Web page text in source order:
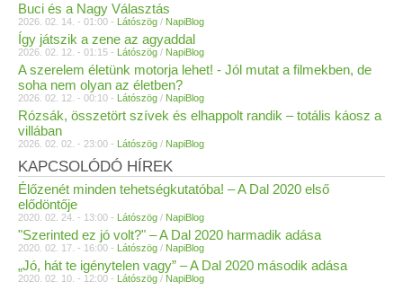
Buci és a Nagy Választás
2026. 02. 14. - 01:00 - Látószög / NapiBlog
Így játszik a zene az agyaddal
2026. 02. 12. - 01:15 - Látószög / NapiBlog
A szerelem életünk motorja lehet! - Jól mutat a filmekben, de
soha nem olyan az életben?
2026. 02. 12. - 00:10 - Látószög / NapiBlog
Rózsák, összetört szívek és elhappolt randik – totális káosz a
villában
2026. 02. 02. - 23:00 - Látószög / NapiBlog
KAPCSOLÓDÓ HÍREK
Élőzenét minden tehetségkutatóba! – A Dal 2020 első
elődöntője
2020. 02. 24. - 13:00 - Látószög / NapiBlog
"Szerinted ez jó volt?" – A Dal 2020 harmadik adása
2020. 02. 17. - 16:00 - Látószög / NapiBlog
„Jó, hát te igénytelen vagy” – A Dal 2020 második adása
2020. 02. 10. - 12:00 - Látószög / NapiBlog